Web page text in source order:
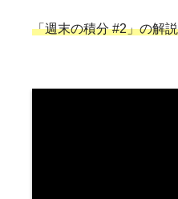
「週末の積分 #2」の解